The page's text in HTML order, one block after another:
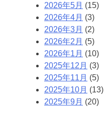
2026年5月 (15)
2026年4月 (3)
2026年3月 (2)
2026年2月 (5)
2026年1月 (10)
2025年12月 (3)
2025年11月 (5)
2025年10月 (13)
2025年9月 (20)